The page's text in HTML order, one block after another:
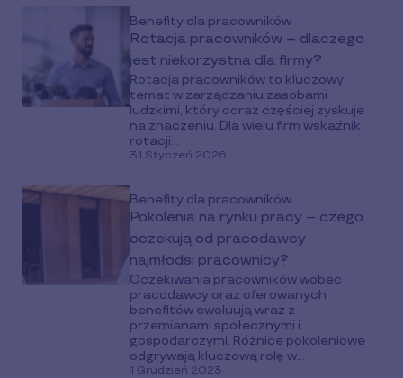
Benefity dla pracowników
Rotacja pracowników – dlaczego
jest niekorzystna dla firmy?
Rotacja pracowników to kluczowy
temat w zarządzaniu zasobami
ludzkimi, który coraz częściej zyskuje
na znaczeniu. Dla wielu firm wskaźnik
rotacji...
31 Styczeń 2026
Benefity dla pracowników
Pokolenia na rynku pracy – czego
oczekują od pracodawcy
najmłodsi pracownicy?
Oczekiwania pracowników wobec
pracodawcy oraz oferowanych
benefitów ewoluują wraz z
przemianami społecznymi i
gospodarczymi. Różnice pokoleniowe
odgrywają kluczową rolę w...
1 Grudzień 2023